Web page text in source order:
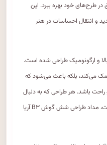
طرح‌های خود بهره ببرد. این
و انتقال احساسات در هنر
و ارگونومیک طراحی شده است.
می‌کند، بلکه باعث می‌شود که
باشد. هر طراحی که به دنبال
مدادی با دوام، باکیفیت و عملکرد بالا است، مداد طراحی شش گوش B۳ آریا